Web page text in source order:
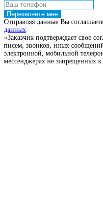
Перезвоните мне
Отправляя данные Вы
данных
«Заказчик подтверждает свое
писем, звонков, иных
электронной, мобильной
мессенджерах не запрещенных